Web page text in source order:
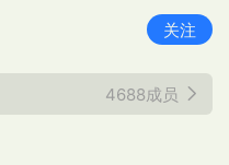
关注
4688成员